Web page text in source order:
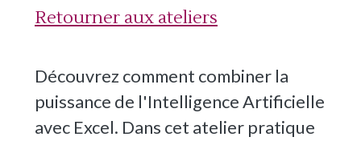
Retourner aux ateliers
Découvrez comment combiner la
puissance de l'Intelligence Artificielle
avec Excel. Dans cet atelier pratique